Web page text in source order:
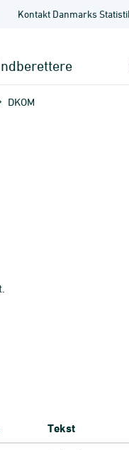
Kontakt Danmarks
DKOM
Tekst